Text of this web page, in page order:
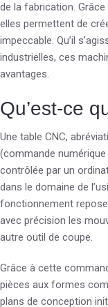
de la fabrication.
elles permettent de
impeccable. Qu’il
industrielles, ces
avantages.
Qu’est-ce
Une table CNC,
(commande
contrôlée par un
dans le domaine de
fonctionnement
avec précision les
autre outil de coupe.
Grâce à cette
pièces aux formes
plans de conception